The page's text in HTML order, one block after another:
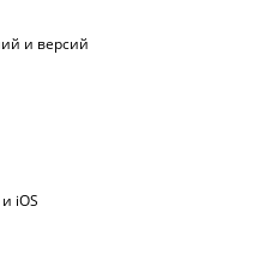
и версий
iOS